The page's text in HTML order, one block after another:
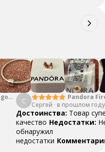
С
Pandora
Charm
Сергей · в прошлом году
Достоинства: Товар
качество Недостатки:
обнаружил
недостатки